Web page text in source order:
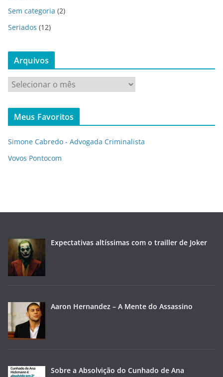
Sem categoria (2)
Seriados (12)
Arquivos
q
v
o
Meus Favoritos
Simone Cabredo - Advogada Criminalista
Vovos Pontocom
Expectativas altíssimas com o trailler de Joker
Aaron Hernandez – A Mente do Assassino
Sobre a Absolvição do Cunhado de Ana